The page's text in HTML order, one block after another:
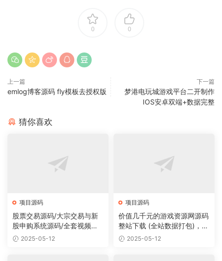
0 0
上一篇
emlog博客源码 fly模板去授权版
下一篇
梦港电玩城游戏平台二开制作
IOS安卓双端+数据完整
猜你喜欢
项目源码
股票交易源码/大宗交易与新
股申购系统源码/全套视频教
程 2025-05-12
项目源码
价值几千元的游戏资源网源码
整站下载 (全站数据打包)，数
据里面有200多个宝贝。
2025-05-12